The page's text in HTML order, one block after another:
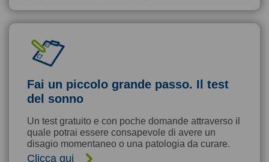
Fai un piccolo grande passo. Il test
del sonno
Un test gratuito e con poche domande attraverso il
quale potrai essere consapevole di avere un
disagio momentaneo o una patologia da curare.
Clicca qui